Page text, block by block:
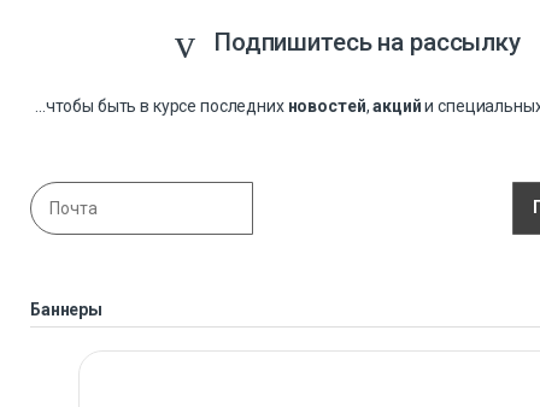
Подпишитесь на рассылку
...чтобы быть в курсе последних новостей,акцийи
Баннеры